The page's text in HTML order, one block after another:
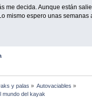
me decida. Aunque están
mismo espero unas semanas
y palas » Autovaciables »
mundo del kayak